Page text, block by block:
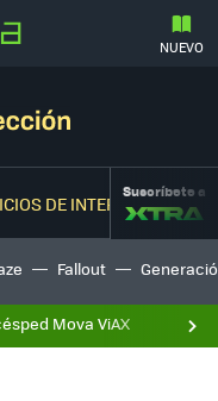
NUEVO
DE INTERNETSuscríbete a
Fallout
Mova ViAX